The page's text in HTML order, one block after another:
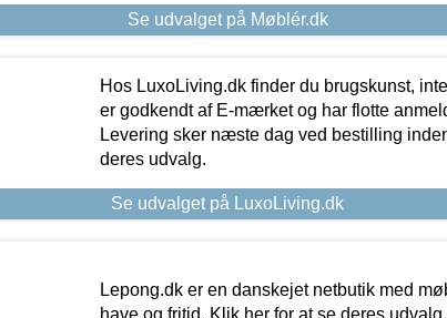
Se udvalget på Møblér.dk
Hos LuxoLiving.dk finder du brugskunst,
er godkendt af E-mærket og har flotte
Levering sker næste dag ved bestilling
deres udvalg.
Se udvalget på LuxoLiving.dk
Lepong.dk er en danskejet netbutik med